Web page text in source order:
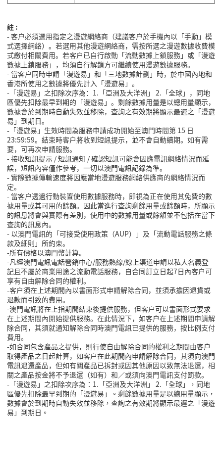
註 :
-客戶必須選用指定之漫遊網絡商（建議客戶於手機內以「手動」模
式選擇網絡）。若選用其他漫遊網絡商，需按所選之漫遊數據收費模
式繳付相關費用。若客戶已自行啟動「流動數據上鎖服務」或「漫遊
數據上鎖服務」，均須自行解鎖方可繼續使用漫遊數據服務。
- 當客戶同時申請「漫遊易」和「三地數據計劃」時，於中國內地和
香港所使用之數據將優先計入「漫遊易」。
-「漫遊易」之扣除次序為：1.「亞洲及大洋洲」 2.「全球」，同地
區優先扣除最早到期的「漫遊易」。剩餘數據用量是以總用量顯示，
數據會於到期時自動失效並移除，查詢之有效期將顯示最遲之「漫遊
易」到期日。
- 「漫遊易」生效時間為服務申請成功開始至澳門時間第 15 日
23:59:59。結束時客戶將收到短訊提示，並不會自動續期。如有需
要，可再次申請服務。
-接收短訊提示 /短訊通知 /確認短訊可能會因應電訊網絡情況而延
誤，短訊內容僅作參考，一切以澳門電訊記錄為準。
-實際數據傳輸速度將因應當地漫遊服務網絡供應商的網絡情況而
定。
- 當客戶透過行動裝置使用數據服務時，即視為正在使用其免費的數
據用量或其可用的餘額。因此當進行查詢剩餘用量或餘額時，所顯示
的訊息將會與實際有差別，使用中的數據用量或餘額並不包括在當下
查詢的訊息內。
- 以澳門電訊的「可接受使用政策（AUP）」及「流動電話服務之條
款及細則」所約束。
-所有價格以澳門幣計算。
-凡經澳門電訊電話營銷中心/服務熱線/線上渠道申請以私人名義登
記且不屬於商業用途之流動電話服務，自合同訂立日起7日內客戶可
享有自由解除合同的權利。
-客戶須在上述期間內以書面形式申請解除合同，並須承擔因退貨或
退款而引致的費用。
-澳門電訊將在上指期間結束後提供服務，但客戶可以書面形式要求
在上述期間內開始提供服務。在此情況下，如客戶在上述期間申請解
除合同，其須就通知解除合同時澳門電訊已提供的服務，按比例支付
費用。
-如合同包含產品之提供，則行使自由解除合同的權利之期間由客戶
取得產品之日起計算，如客戶在此期間內申請解除合同，其須向澳門
電訊退還產品，但如有關產品已拆封或因其他原因以致無法退還，相
關之產品按金將不予退還（如有）和／或須向澳門電訊支付罰款。
-「漫遊易」之扣除次序為：1.「亞洲及大洋洲」 2.「全球」，同地
區優先扣除最早到期的「漫遊易」。剩餘數據用量是以總用量顯示，
數據會於到期時自動失效並移除，查詢之有效期將顯示最遲之「漫遊
易」到期日。